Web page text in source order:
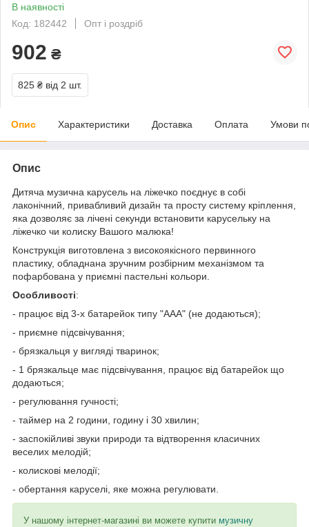
В наявності
Код: 182442
Опт і роздріб
902 ₴
825 ₴ від 2 шт.
Опис Характеристики Доставка Оплата Умови
Опис
Дитяча музична карусель на ліжечко поєднує в собі
лаконічний, привабливий дизайн та просту систему кріплення,
яка дозволяє за лічені секунди встановити карусельку на
ліжечко чи колиску Вашого малюка!
Конструкція виготовлена з високоякісного первинного
пластику, обладнана зручним розбірним механізмом та
пофарбована у приємні пастельні кольори.
Особливості:
- працює від 3-х батарейок типу "ААА" (не додаються);
- приємне підсвічування;
- брязкальця у вигляді тваринок;
- 1 брязкальце має підсвічування, працює від батарейок що
додаються;
- регулювання гучності;
- таймер на 2 години, годину і 30 хвилин;
- заспокійливі звуки природи та відтворення класичних
веселих мелодій;
- колискові мелодії;
- обертання каруселі, яке можна регулювати.
У нашому інтернет-магазині ви можете купити музичну